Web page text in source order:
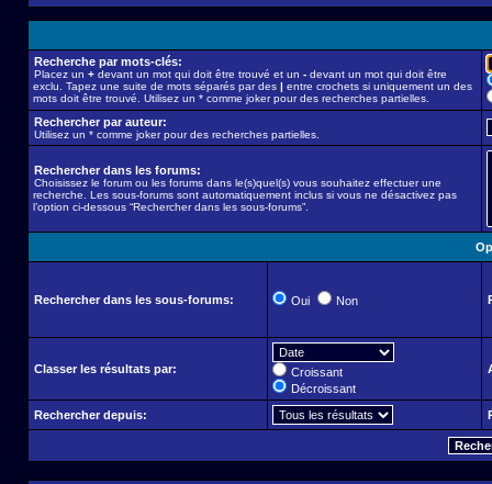
Recherche par mots-clés:
Placez un + devant un mot qui doit être trouvé et un - devant un mot qui doit être
exclu. Tapez une suite de mots séparés par des | entre crochets si uniquement un des
mots doit être trouvé. Utilisez un * comme joker pour des recherches partielles.
Rechercher par auteur:
Utilisez un * comme joker pour des recherches partielles.
Rechercher dans les forums:
Choisissez le forum ou les forums dans le(s)quel(s) vous souhaitez effectuer une
recherche. Les sous-forums sont automatiquement inclus si vous ne désactivez pas
l’option ci-dessous “Rechercher dans les sous-forums”.
Rechercher dans les sous-forums: Oui Non
Classer les résultats par:
Croissant
Décroissant
Rechercher depuis: